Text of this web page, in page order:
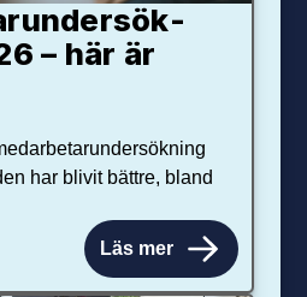
– här är
har blivit bättre, bland
Läs mer